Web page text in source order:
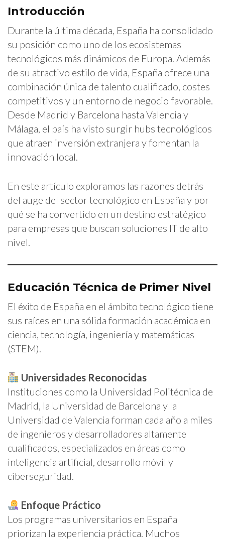
Introducción
Durante la última década, España ha consolidado
su posición como uno de los ecosistemas
tecnológicos más dinámicos de Europa. Además
de su atractivo estilo de vida, España ofrece una
combinación única de talento cualificado, costes
competitivos y un entorno de negocio favorable.
Desde Madrid y Barcelona hasta Valencia y
Málaga, el país ha visto surgir hubs tecnológicos
que atraen inversión extranjera y fomentan la
innovación local.
En este artículo exploramos las razones detrás
del auge del sector tecnológico en España y por
qué se ha convertido en un destino estratégico
para empresas que buscan soluciones IT de alto
nivel.
Educación Técnica de Primer Nivel
El éxito de España en el ámbito tecnológico tiene
sus raíces en una sólida formación académica en
ciencia, tecnología, ingeniería y matemáticas
(STEM).
Universidades Reconocidas
Instituciones como la Universidad Politécnica de
Madrid, la Universidad de Barcelona y la
Universidad de Valencia forman cada año a miles
de ingenieros y desarrolladores altamente
cualificados, especializados en áreas como
inteligencia artificial, desarrollo móvil y
ciberseguridad.
Enfoque Práctico
Los programas universitarios en España
priorizan la experiencia práctica. Muchos